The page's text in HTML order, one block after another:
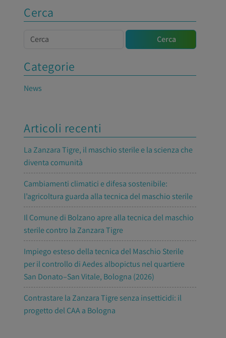
Cerca
Cerca Cerca
Categorie
News
Articoli recenti
La Zanzara Tigre, il maschio sterile e la scienza che
diventa comunità
Cambiamenti climatici e difesa sostenibile:
l’agricoltura guarda alla tecnica del maschio sterile
Il Comune di Bolzano apre alla tecnica del maschio
sterile contro la Zanzara Tigre
Impiego esteso della tecnica del Maschio Sterile
per il controllo di Aedes albopictus nel quartiere
San Donato–San Vitale, Bologna (2026)
Contrastare la Zanzara Tigre senza insetticidi: il
progetto del CAA a Bologna